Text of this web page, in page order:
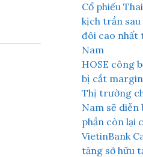
Cổ phiếu
kịch trần sau
đôi cao nhất
Nam
HOSE công
bị cắt
Thị trường
Nam sẽ
phần còn lại
VietinBank
tăng sở hữu